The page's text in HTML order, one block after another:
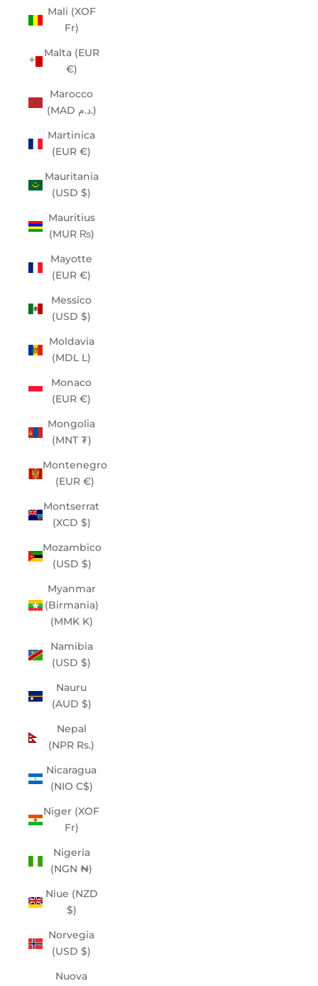
Mali (XOF
Fr)
Malta (EUR
€)
Marocco
(MAD د.م.)
Martinica
(EUR €)
Mauritania
(USD $)
Mauritius
(MUR ₨)
Mayotte
(EUR €)
Messico
(USD $)
Moldavia
(MDL L)
Monaco
(EUR €)
Mongolia
(MNT ₮)
Montenegro
(EUR €)
Montserrat
(XCD $)
Mozambico
(USD $)
Myanmar
(Birmania)
(MMK K)
Namibia
(USD $)
Nauru
(AUD $)
Nepal
(NPR Rs.)
Nicaragua
(NIO C$)
Niger (XOF
Fr)
Nigeria
(NGN ₦)
Niue (NZD
$)
Norvegia
(USD $)
Nuova